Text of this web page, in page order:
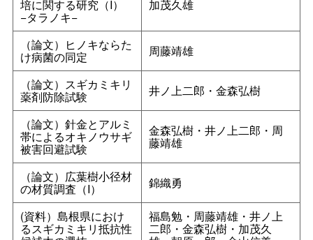
培に関する研究（I）
−タラノキ−
加茂久雄
（論文）ヒノキならた
け病菌の同定 周藤靖雄
（論文）スギカミキリ
薬剤防除試験 井ノ上二郎・金森弘樹
（論文）針金とアルミ
帯によるオキノウサギ
被害回避試験
金森弘樹・井ノ上二郎・周
藤靖雄
（論文）広葉樹小径材
の材質調査（I） 錦織勇
(資料）島根県におけ
るスギカミキリ抵抗性
福島勉・周藤靖雄・井ノ上
二郎・金森弘樹・加茂久